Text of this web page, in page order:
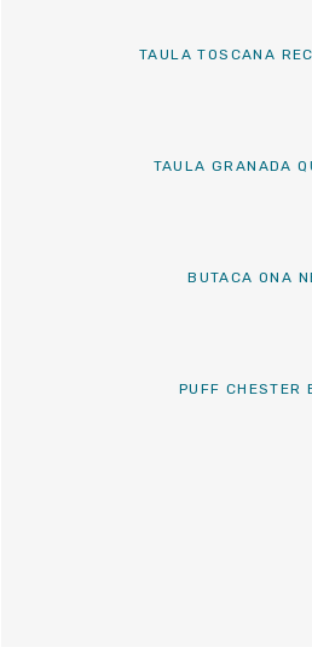
TAULA TOSCANA
TAULA GRANADA
BUTACA ONA
PUFF CHESTER